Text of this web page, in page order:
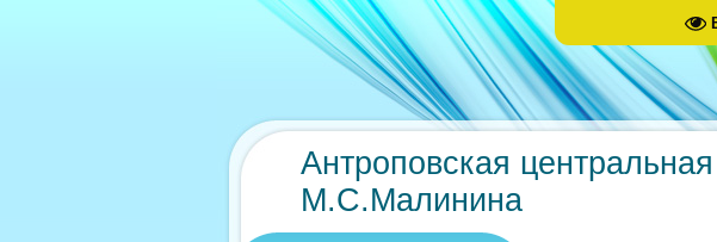
Антроповская
М.С.Малинина